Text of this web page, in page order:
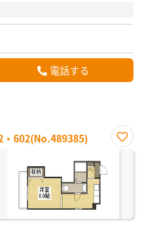
電話する
・602(No.489385)
お気